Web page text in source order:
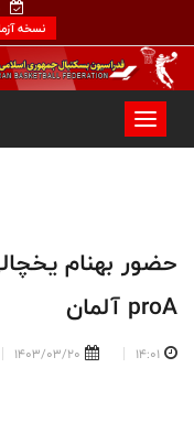
نسخه
حضور بهنام
proA آلمان
14:01
1403/03/20